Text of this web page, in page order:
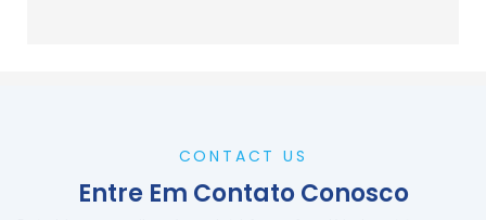
CONTACT US
Entre Em Contato Conosco